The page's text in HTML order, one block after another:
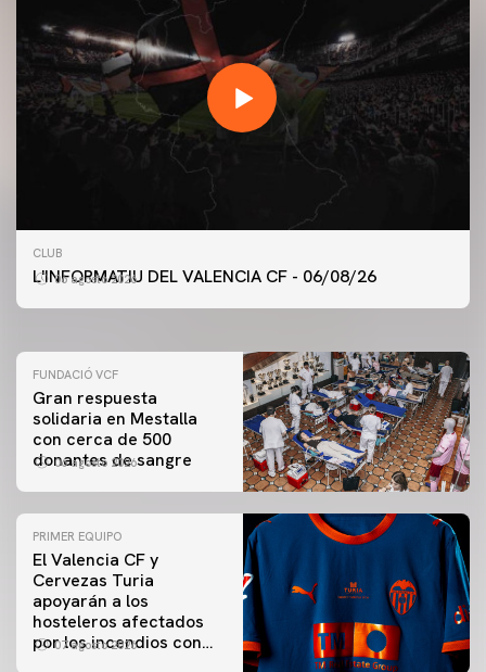
CLUB
L'INFORMATIU DEL VALENCIA CF - 06/08/26
06 agosto 2026
PRIMER EQUIPO
ENTRENAMIENTO DEL VALENCIA CF 6/8/2026
FUNDACIÓ VCF
Gran respuesta
solidaria en Mestalla
con cerca de 500
donantes de sangre
06 agosto 2026
PRIMER EQUIPO
El Valencia CF y
Cervezas Turia
apoyarán a los
hosteleros afectados
por los incendios con
07 agosto 2026